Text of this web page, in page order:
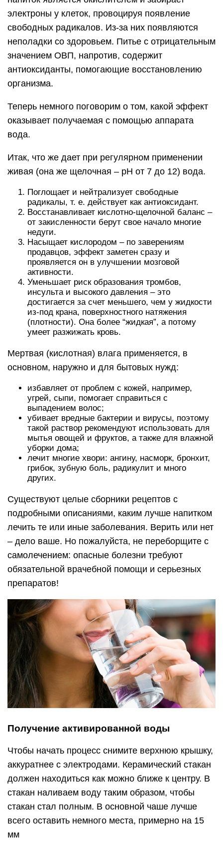
электроны у клеток, провоцируя появление
свободных радикалов. Из-за них появляются
неполадки со здоровьем. Питье с отрицательным
значением ОВП, напротив, содержит
антиоксиданты, помогающие восстановлению
организма.
Теперь немного поговорим о том, какой эффект
оказывает получаемая с помощью аппарата
вода.
Итак, что же дает при регулярном применении
живая (она же щелочная – pH от 7 до 12) вода.
Поглощает и нейтрализует свободные
радикалы, т. е. действует как антиоксидант.
Восстанавливает кислотно-щелочной баланс –
от закисленности берут свое начало многие
недуги.
Насыщает кислородом – по заверениям
продавцов, эффект заметен сразу и
проявляется он в улучшении мозговой
активности.
Уменьшает риск образования тромбов,
инсульта и высокого давления – это
достигается за счет меньшего, чем у жидкости
из-под крана, поверхностного натяжения
(плотности). Она более “жидкая”, а потому
умеет разжижать кровь.
Мертвая (кислотная) влага применяется, в
основном, наружно и для бытовых нужд:
избавляет от проблем с кожей, например,
угрей, сыпи, помогает справиться с
выпадением волос;
убивает вредные бактерии и вирусы, поэтому
такой раствор рекомендуют использовать для
мытья овощей и фруктов, а также для влажной
уборки дома;
лечит многие хвори: ангину, насморк, бронхит,
грибок, зубную боль, радикулит и много
других.
Существуют целые сборники рецептов с
подробными описаниями, каким лучше напитком
лечить те или иные заболевания. Верить или нет
– дело ваше. Но пожалуйста, не переборщите с
самолечением: опасные болезни требуют
обязательной врачебной помощи и серьезных
препаратов!
Получение активированной воды
Чтобы начать процесс снимите верхнюю крышку,
аккуратнее с электродами. Керамический стакан
должен находиться как можно ближе к центру. В
стакан наливаем воду таким образом, чтобы
стакан стал полным. В основной чаше лучше
всего оставить немного места, примерно на 15
мм